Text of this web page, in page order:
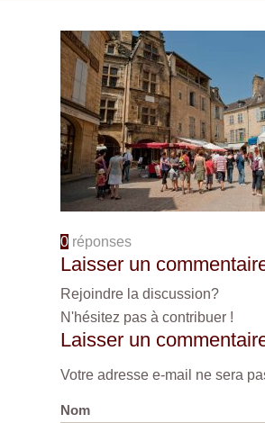
0 réponses
Laisser un
Rejoindre la discussion?
N'hésitez pas à contribuer !
Laisser un
Votre adresse e-mail ne sera
Nom